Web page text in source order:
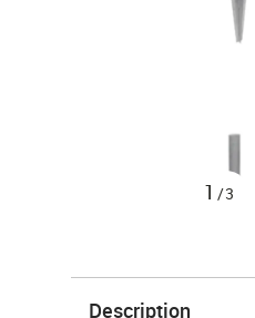
1 /3
Description